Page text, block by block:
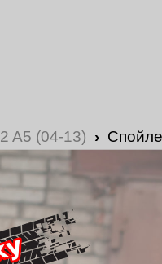
2 A5 (04-13) ›